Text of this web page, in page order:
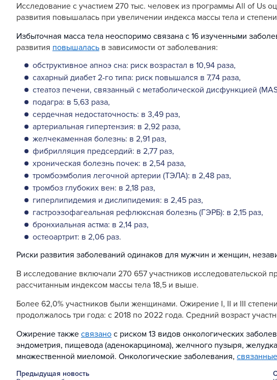
Исследование с участием 270 тыс. человек из программы All of Us
развития повышалась при увеличении индекса массы тела и
Избыточная масса тела неоспоримо связана с 16 изученными
развития повышалась в зависимости от заболевания:
обструктивное апноэ сна: риск возрастал в 10,94 раза,
сахарный диабет 2-го типа: риск повышался в 7,74 раза,
стеатоз печени, связанный с метаболической дисфункцией
подагра: в 5,63 раза,
сердечная недостаточность: в 3,49 раз,
артериальная гипертензия: в 2,92 раза,
желчекаменная болезнь: в 2,91 раз,
фибрилляция предсердий: в 2,77 раз,
хроническая болезнь почек: в 2,54 раза,
тромбоэмболия легочной артерии (ТЭЛА): в 2,48 раз,
тромбоз глубоких вен: в 2,18 раз,
гиперлипидемия и дислипидемия: в 2,45 раз,
гастроэзофагеальная рефлюксная болезнь (ГЭРБ): в 2,15 раз,
бронхиальная астма: в 2,14 раз,
остеоартрит: в 2,06 раз.
Риски развития заболеваний одинаков для мужчин и женщин,
В исследование включали 270 657 участников исследовательской
рассчитанным индексом массы тела 18,5 и выше.
Более 62,0% участников были женщинами. Ожирение I, II и III
продолжалось три года: с 2018 по 2022 года. Средний возраст
Ожирение также связано с риском 13 видов онкологических
эндометрия, пищевода (аденокарцинома), желчного пузыря,
множественной миеломой. Онкологические заболевания, связанные
Предыдущая новость